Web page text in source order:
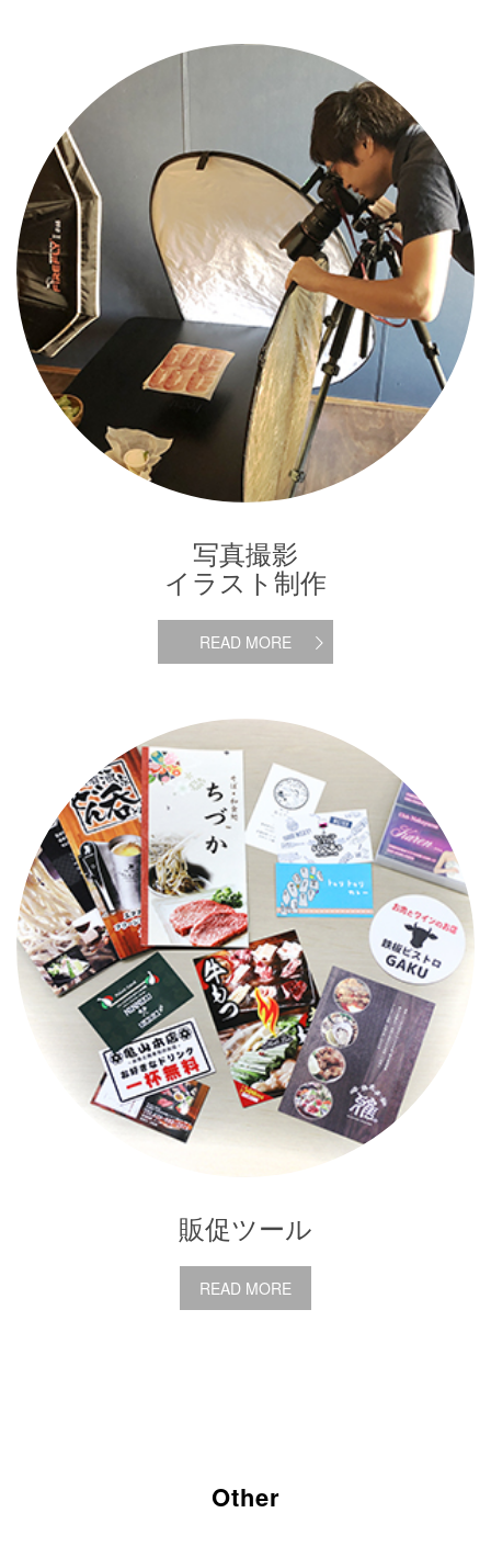
写真撮影
イラスト制作
READ MORE
販促ツール
READ MORE
Other